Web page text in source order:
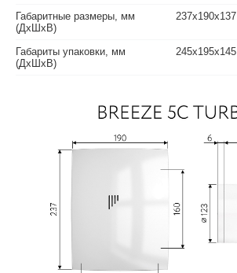
Габаритные размеры, мм
(ДхШхВ)
237х190х137
Габариты упаковки, мм
(ДхШхВ)
245х195х145